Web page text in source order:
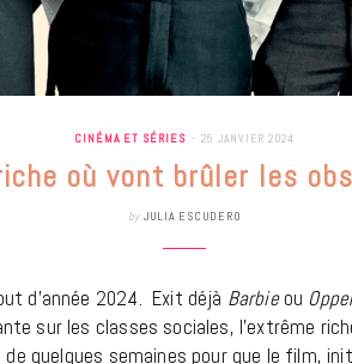
CINÉMA ET SÉRIES 25 JANVIER 2024
où vont brûler les
by JULIA ESCUDERO
d’année 2024. Exit déjà Barbieou
sur les classes sociales, l’extrême
quelques semaines pour que le film,